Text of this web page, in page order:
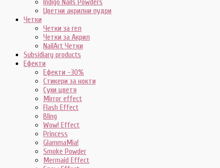
Indigo Nails Powders
Цветни акрилни пудри
Четки
Четки за гел
Четки за Акрил
NailArt Четки
Subsidiary products
Ефекти
Ефекти -30%
Стикери за нокти
Сухи цветя
Mirror effect
Flash Effect
Bling
Wow! Effect
Princess
GlammaMia!
Smoke Powder
Mermaid Effect